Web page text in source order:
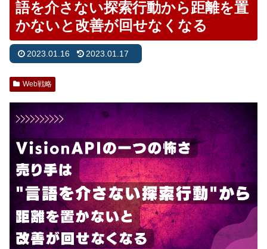
語を介さない探索行動から距離を置
かないと改善が回せなくなる
2023.01.16 2023.01.17
Web戦略